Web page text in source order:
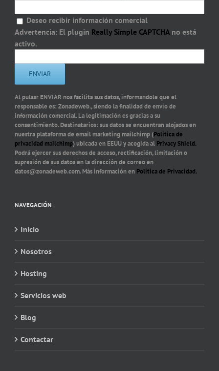
Deseo recibir información comercial
Advertencia: El plugin Really Simple CAPTCHAno está
activo.
Al pulsar ENVIAR nos facilita sus datos, informandole que el
responsable es: Zonadeweb., siendo la finalidad de envío de
información comercial. La legitimación es gracias a su
consentimiento. Destinatarios: sus datos se encuentran alojados en
nuestra plataforma de email marketing mailchimp (Política de
privacidad mailchimp) ubicada en EEUU y acogida al Privacy Shield.
Podrá ejercer sus derechos de acceso, rectificación, limitación o
supresión de sus datos en la dirección de correo en
datos@zonadeweb.com. Más información en Política de Privacidad.
NAVEGACIÓN
Inicio
Nosotros
Hosting
Servicios web
Blog
Contactar